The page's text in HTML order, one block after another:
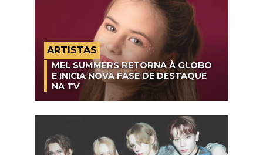
ARTISTAS
MEL SUMMERS RETORNA À GLOBO
E INICIA NOVA FASE DE DESTAQUE
NA TV